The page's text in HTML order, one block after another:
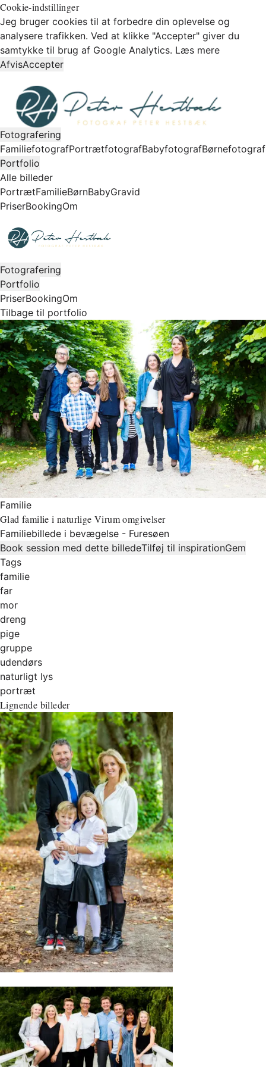
Cookie-indstillinger
Jeg bruger cookies til at forbedre din oplevelse og
analysere trafikken. Ved at klikke "Accepter" giver du
samtykke til brug af Google Analytics. Læs mere
AfvisAccepter
Fotografering
FamiliefotografPortrætfotografBabyfotografBørnefotograf
Portfolio
Alle billeder
PortrætFamilieBørnBabyGravid
PriserBookingOm
Fotografering
Portfolio
PriserBookingOm
Tilbage til portfolio
Familie
Glad familie i naturlige Virum omgivelser
Familiebillede i bevægelse - Furesøen
Book session med dette billedeTilføj til inspirationGem
Tags
familie
far
mor
dreng
pige
gruppe
udendørs
naturligt lys
portræt
Lignende billeder